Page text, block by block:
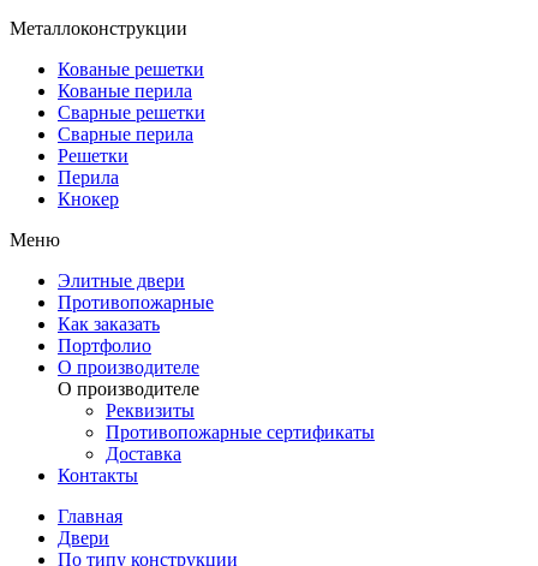
Металлоконструкции
Кованые решетки
Кованые перила
Сварные решетки
Сварные перила
Решетки
Перила
Кнокер
Меню
Элитные двери
Противопожарные
Как заказать
Портфолио
О производителе
О производителе
Реквизиты
Противопожарные сертификаты
Доставка
Контакты
Главная
Двери
По типу конструкции